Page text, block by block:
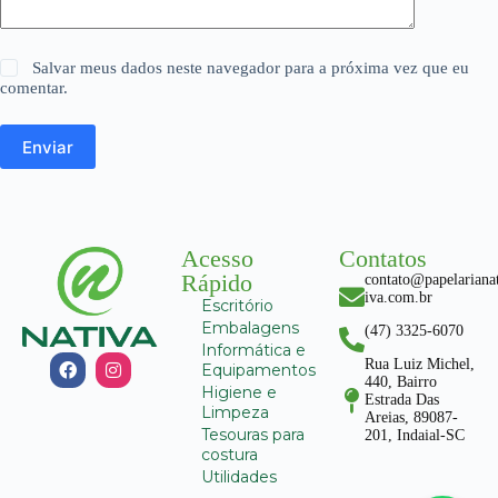
Salvar meus dados neste navegador para a próxima vez que eu
comentar.
Enviar
Acesso
Rápido
Escritório
Embalagens
Informática e
Equipamentos
Higiene e
Limpeza
Tesouras para
costura
Utilidades
Contatos
iva.com.br
(47) 3325-6070
Rua Luiz Michel,
440, Bairro
Estrada Das
Areias, 89087-
201, Indaial-SC